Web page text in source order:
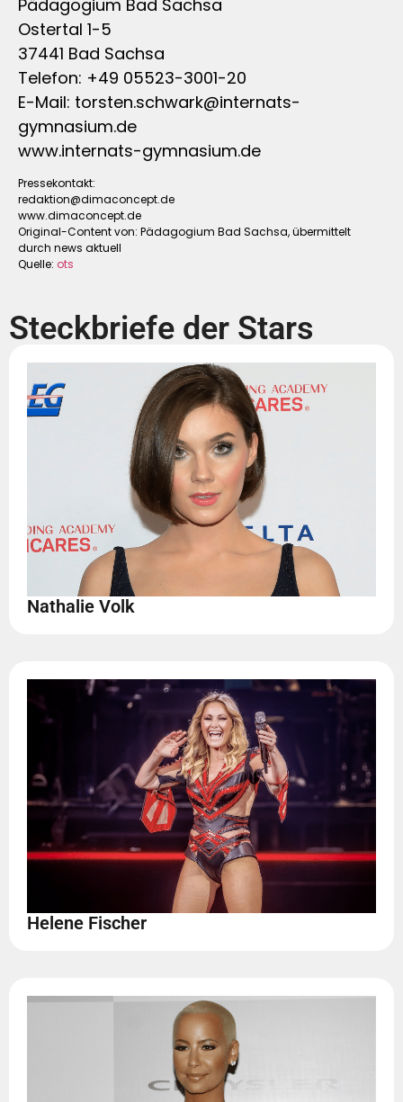
Pädagogium Bad Sachsa
Ostertal 1-5
37441 Bad Sachsa
Telefon: +49 05523-3001-20
E-Mail: torsten.schwark@internats-
gymnasium.de
www.internats-gymnasium.de
Pressekontakt:
redaktion@dimaconcept.de
www.dimaconcept.de
Original-Content von: Pädagogium Bad Sachsa, übermittelt
durch news aktuell
Quelle: ots
Steckbriefe der Stars
Nathalie Volk
Helene Fischer